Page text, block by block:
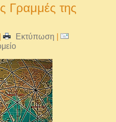
Γραμμές της
| Εκτύπωση